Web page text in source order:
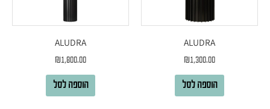
ALUDRA
₪1,300.00
הוספה לסל
ALUDRA
₪1,800.00
הוספה לסל